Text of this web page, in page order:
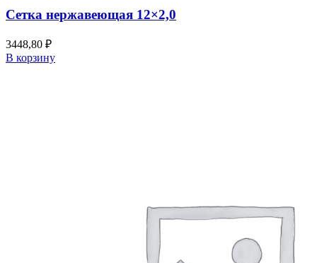
Сетка нержавеющая 12×2,0
3448,80 ₽
В корзину